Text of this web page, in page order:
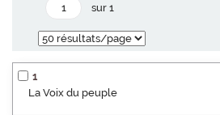
sur 1
1
La Voix du peuple